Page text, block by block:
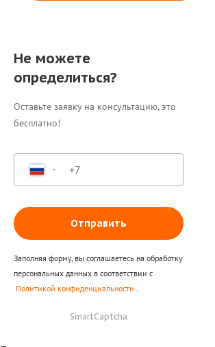
Не можете
определиться?
Оставьте заявку на консультацию, это
бесплатно!
Отправить
Заполняя форму, вы соглашаетесь на обработку
персональных данных в соответствии с
Политикой конфиденциальности .
SmartCaptcha
Здравствуйте! Поможем с